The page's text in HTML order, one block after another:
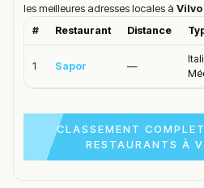
les meilleures adresses locales à
# Restaurant Distance
1 Sapor —
CLASSEMENT
RESTAURANTS À